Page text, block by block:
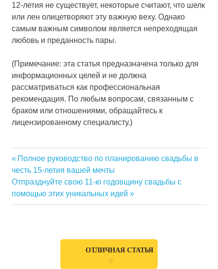
12-летия не существует, некоторые считают, что шелк
или лен олицетворяют эту важную веху. Однако
самым важным символом является непреходящая
любовь и преданность пары.
(Примечание: эта статья предназначена только для
информационных целей и не должна
рассматриваться как профессиональная
рекомендация. По любым вопросам, связанным с
браком или отношениями, обращайтесь к
лицензированному специалисту.)
Навигация
по
Previous
Post:
Полное руководство по планированию свадьбы в
честь 15-летия вашей мечты
Next
Post:
Отпразднуйте свою 11-ю годовщину свадьбы с
помощью этих уникальных идей
ОТЛИЧНАЯ СТАТЬЯ
0